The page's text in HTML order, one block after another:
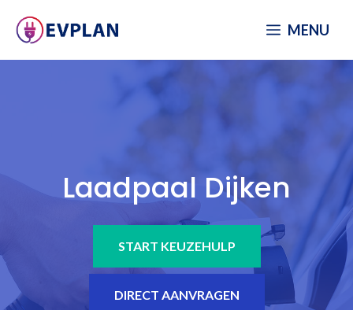
naar
MENU
Laadpaal Dijken
START KEUZEHULP
DIRECT AANVRAGEN